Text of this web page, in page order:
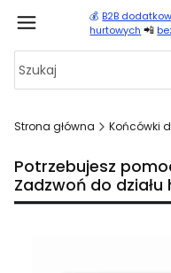
💰 B2B
hurtowych 📲
Strona główna Końcówki
Potrzebujesz
Zadzwoń do